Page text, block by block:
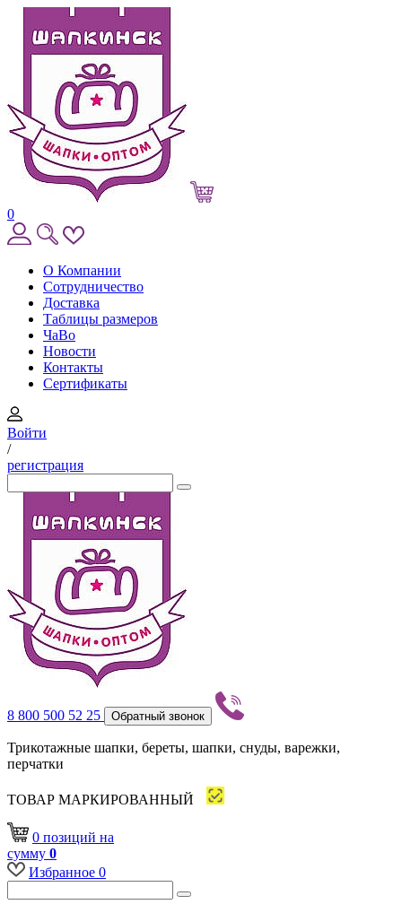
0
О Компании
Сотрудничество
Доставка
Таблицы размеров
ЧаВо
Новости
Контакты
Сертификаты
Войти
/
регистрация
8 800 500 52 25 Обратный звонок
Трикотажные шапки, береты, шапки, снуды, варежки,
перчатки
ТОВАР МАРКИРОВАННЫЙ
0 позиций на
сумму 0
Избранное 0